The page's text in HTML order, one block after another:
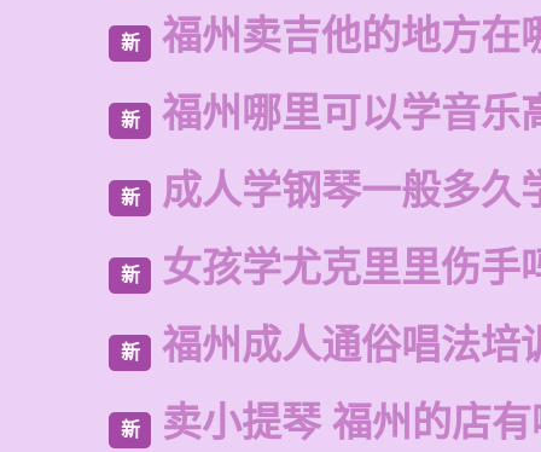
新 福州卖吉他的地方在
新 福州哪里可以学音乐
新 成人学钢琴一般多久
新 女孩学尤克里里伤手
新 福州成人通俗唱法培
新 卖小提琴 福州的店